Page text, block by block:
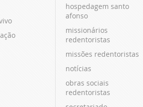
hospedagem santo
afonso
missionários
redentoristas
missões redentoristas
notícias
obras sociais
redentoristas